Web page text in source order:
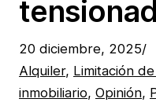
20 diciembre, 2025/
Alquiler, Limitación
inmobiliario, Opinión,